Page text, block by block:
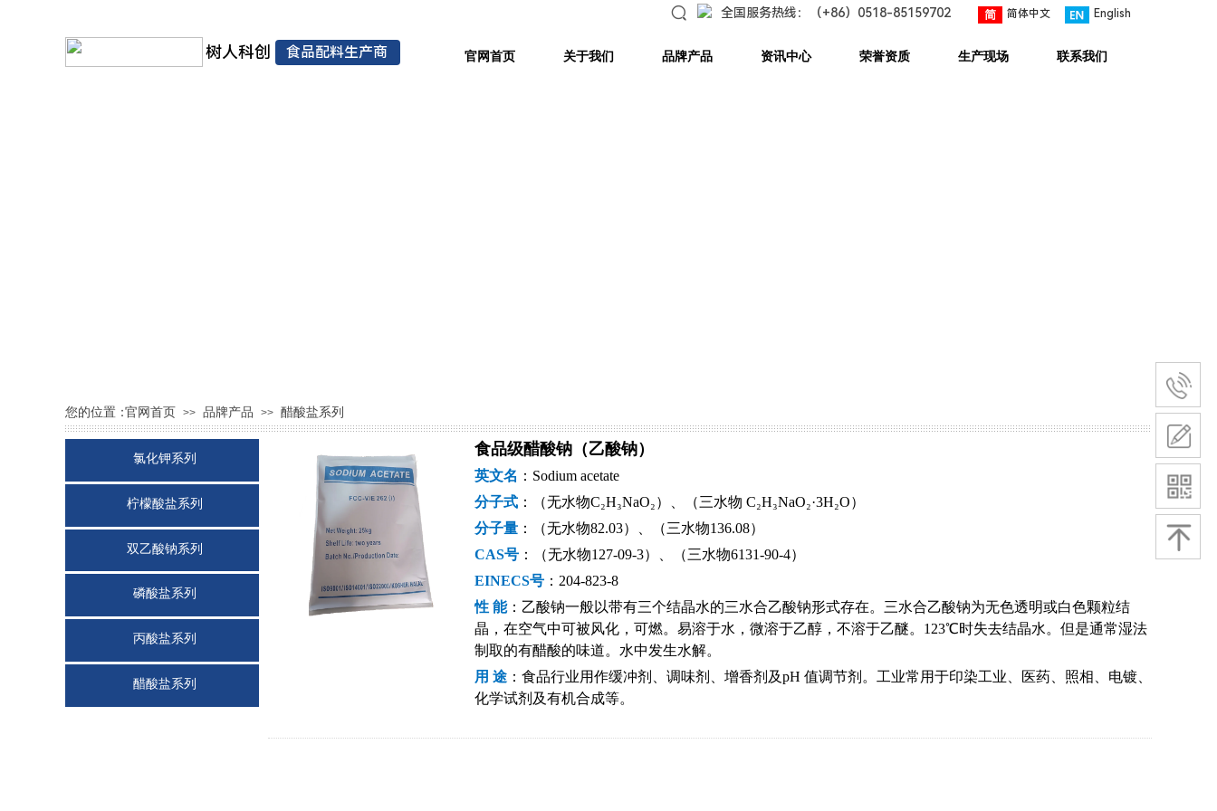
食品配料生产商
树人科创
全国服务热线：（+86） 0518-85159702
官网首页 关于我们 品牌产品 资讯中心 荣誉资质 生产现场 联系我们
简体中文 English
官网首页 >> 品牌产品 >> 醋酸盐系列
您的位置：
食品级醋酸钠（乙酸钠）
英文名 ：Sodium acetate
分子式 ： （无水物C₂H₃NaO₂）、（三水物 C₂H₃NaO₂·3H₂O）
分子量 ： （无水物82.03）、（三水物136.08）
CAS号 ： （无水物127-09-3）、（三水物6131-90-4）
EINECS号 ： 204-823-8
性 能： 乙酸钠一般以带有三个结晶水的三水合乙酸钠形式存在。三水合乙酸钠为无色透明或白色颗粒结
晶，在空气中可被风化，可燃。易溶于水，微溶于乙醇，不溶于乙醚。123℃时失去结晶水。但是通常湿法
制取的有醋酸的味道。水中发生水解。
用 途 ： 食品行业用作缓冲剂、调味剂、增香剂及pH 值调节剂。工业常用于印染工业、医药、照相、电镀、
化学试剂及有机合成等。
氯化钾系列
柠檬酸盐系列
双乙酸钠系列
磷酸盐系列
丙酸盐系列
醋酸盐系列